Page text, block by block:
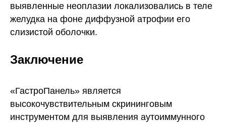
выявленные неоплазии локализовались в теле
желудка на фоне диффузной атрофии его
слизистой оболочки.
Заключение
«ГастроПанель» является
высокочувствительным скрининговым
инструментом для выявления аутоиммунного